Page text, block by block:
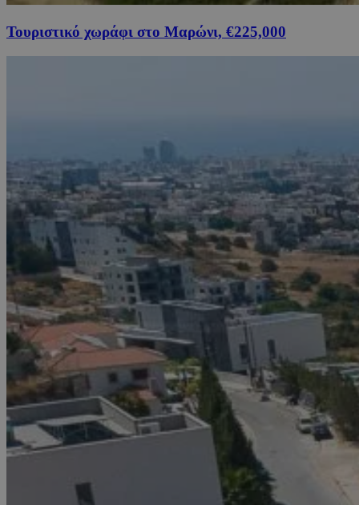
Τουριστικό χωράφι στο Μαρώνι, €225,000